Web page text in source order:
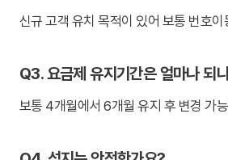
신규 고객 유치 목적이 있어 보통 번호
Q3. 요금제 유지기간은 얼마나 되
보통 4개월에서 6개월 유지 후 변경 가